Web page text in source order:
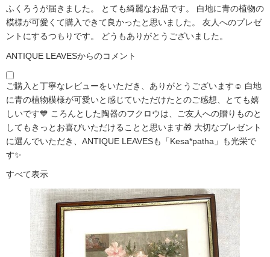
ふくろうが届きました。 とても綺麗なお品です。 白地に青の植物の
模様が可愛くて購入できて良かったと思いました。 友人へのプレゼ
ントにするつもりです。 どうもありがとうございました。
ANTIQUE LEAVESからのコメント
ご購入と丁寧なレビューをいただき、ありがとうございます☺️ 白地
に青の植物模様が可愛いと感じていただけたとのご感想、とても嬉
しいです💙 ころんとした陶器のフクロウは、ご友人への贈りものと
してもきっとお喜びいただけることと思います🎁 大切なプレゼント
に選んでいただき、ANTIQUE LEAVESも「Kesa*patha」も光栄で
す✨
すべて表示